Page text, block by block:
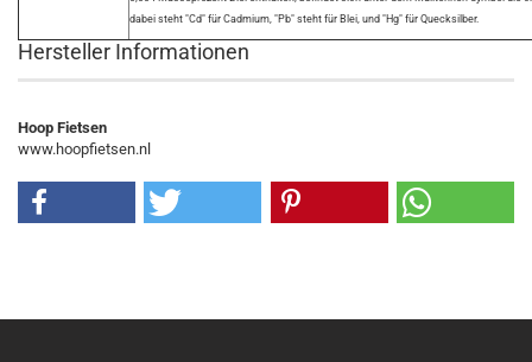
dabei steht "Cd" für Cadmium, "Pb" steht für Blei, und "Hg" für Quecksilber.
Hersteller Informationen
Hoop Fietsen
www.hoopfietsen.nl